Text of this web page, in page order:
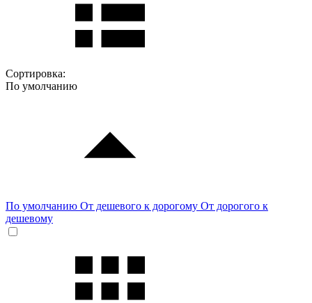
Сортировка:
По умолчанию
По умолчанию От дешевого к дорогому От дорогого к
дешевому